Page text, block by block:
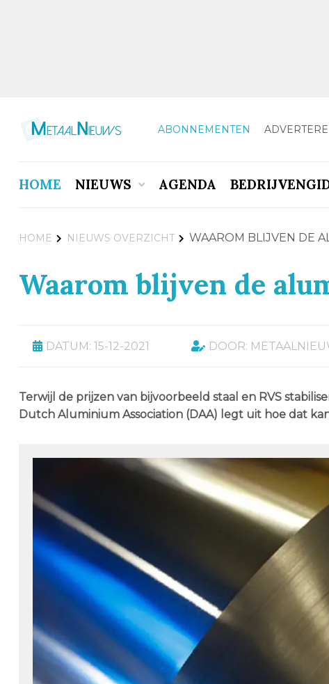
ABONNEMENTEN
HOME NIEUWS AGENDA
HOME NIEUWS OVERZICHT WAAROM BLIJVEN DE
Waarom blijven de
DATUM: 15-12-2021 DOOR:
Terwijl de prijzen van bijvoorbeeld staal en RVS
Dutch Aluminium Association (DAA) legt uit hoe dat